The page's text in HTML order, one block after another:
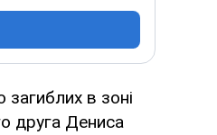
в зоні
друга Дениса